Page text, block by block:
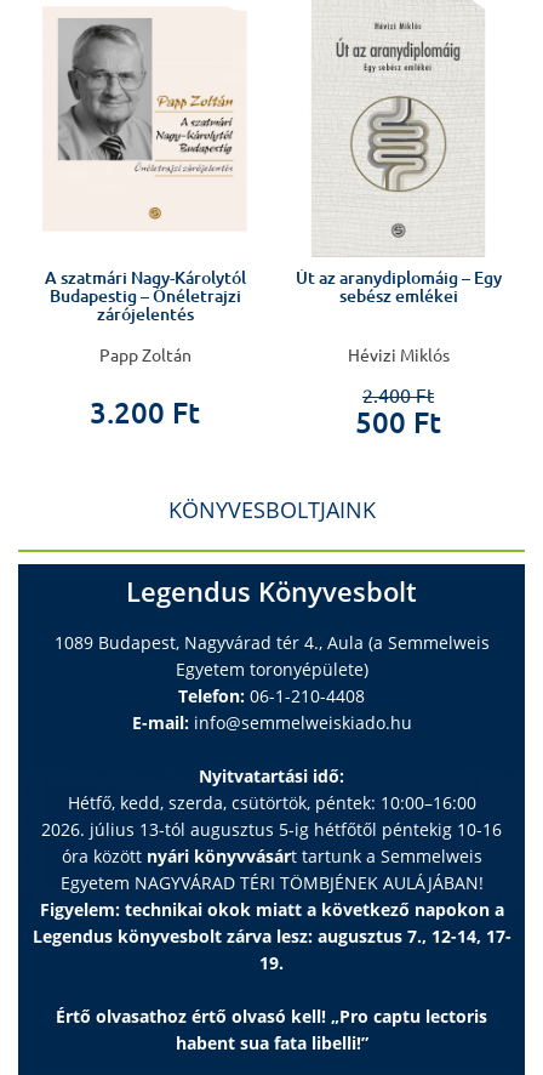
A szatmári Nagy-Károlytól
Budapestig – Önéletrajzi
zárójelentés
Papp Zoltán
3.200 Ft
Út az aranydiplomáig – Egy
sebész emlékei
Hévizi Miklós
2.400 Ft
500 Ft
KÖNYVESBOLTJAINK
Legendus Könyvesbolt
1089 Budapest, Nagyvárad tér 4., Aula (a Semmelweis
Egyetem toronyépülete)
Telefon: 06-1-210-4408
E-mail: info@semmelweiskiado.hu
Nyitvatartási idő:
Hétfő, kedd, szerda, csütörtök, péntek: 10:00–16:00
2026. július 13-tól augusztus 5-ig hétfőtől péntekig 10-16
óra között nyári könyvvásárt tartunk a Semmelweis
Egyetem NAGYVÁRAD TÉRI TÖMBJÉNEK AULÁJÁBAN!
Figyelem: technikai okok miatt a következő napokon a
Legendus könyvesbolt zárva lesz: augusztus 7., 12-14, 17-
19.
Értő olvasathoz értő olvasó kell! „Pro captu lectoris
habent sua fata libelli!”